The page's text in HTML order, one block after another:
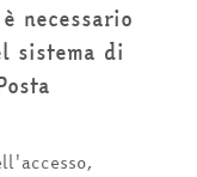
necessario
sistema di